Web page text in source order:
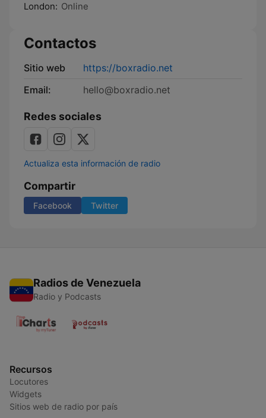
London: Online
Contactos
Sitio web
https://boxradio.net
Email:
hello@boxradio.net
Redes sociales
Actualiza esta información de radio
Compartir
Facebook Twitter
Radios de Venezuela
Radio y Podcasts
Recursos
Locutores
Widgets
Sitios web de radio por país